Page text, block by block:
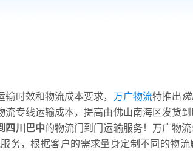
时效和物流成本要求， 万广物流特推出
专线运输成本，提高由佛山南海区发货到
四川巴中的物流门到门运输服务！万广物
务，根据客户的需求量身定制不同的物